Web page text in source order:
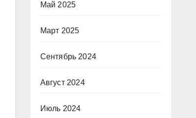
Май 2025
Март 2025
Сентябрь 2024
Август 2024
Июль 2024